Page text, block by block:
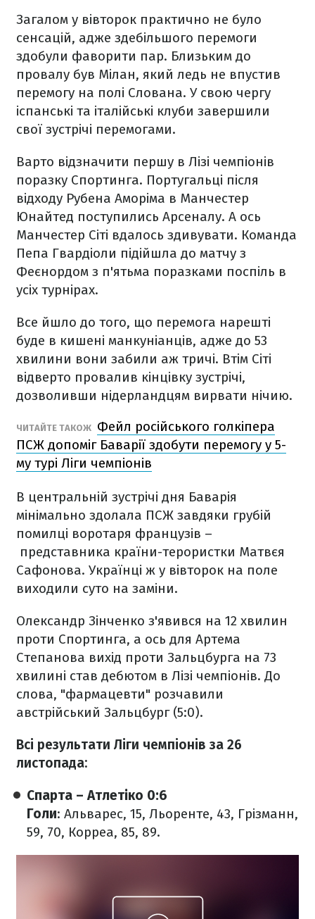
Загалом у вівторок практично не було
сенсацій, адже здебільшого перемоги
здобули фаворити пар. Близьким до
провалу був Мілан, який ледь не впустив
перемогу на полі Слована. У свою чергу
іспанські та італійські клуби завершили
свої зустрічі перемогами.
Варто відзначити першу в Лізі чемпіонів
поразку Спортинга. Португальці після
відходу Рубена Аморіма в Манчестер
Юнайтед поступились Арсеналу. А ось
Манчестер Сіті вдалось здивувати. Команда
Пепа Гвардіоли підійшла до матчу з
Феєнордом з п'ятьма поразками поспіль в
усіх турнірах.
Все йшло до того, що перемога нарешті
буде в кишені манкуніанців, адже до 53
хвилини вони забили аж тричі. Втім Сіті
відверто провалив кінцівку зустрічі,
дозволивши нідерландцям вирвати нічию.
ЧИТАЙТЕ ТАКОЖ Фейл російського голкіпера
ПСЖ допоміг Баварії здобути перемогу у 5-
му турі Ліги чемпіонів
В центральній зустрічі дня Баварія
мінімально здолала ПСЖ завдяки грубій
помилці воротаря французів –
представника країни-терористки Матвєя
Сафонова. Українці ж у вівторок на поле
виходили суто на заміни.
Олександр Зінченко з'явився на 12 хвилин
проти Спортинга, а ось для Артема
Степанова вихід проти Зальцбурга на 73
хвилині став дебютом в Лізі чемпіонів. До
слова, "фармацевти" розчавили
австрійський Зальцбург (5:0).
Всі результати Ліги чемпіонів за 26
листопада:
Спарта – Атлетіко 0:6
Голи: Альварес, 15, Льоренте, 43, Грізманн,
59, 70, Корреа, 85, 89.